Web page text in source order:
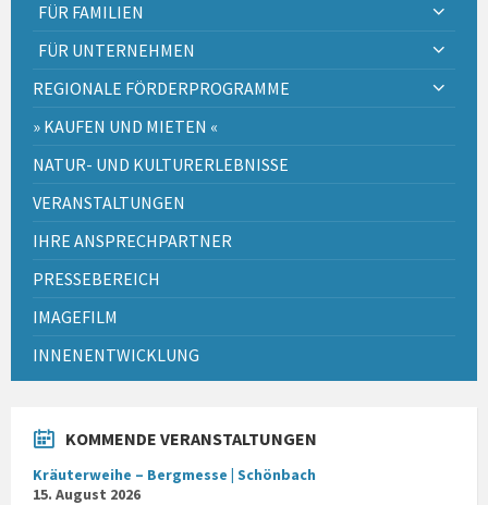
FÜR FAMILIEN
FÜR UNTERNEHMEN
REGIONALE FÖRDERPROGRAMME
» KAUFEN UND MIETEN «
NATUR- UND KULTURERLEBNISSE
VERANSTALTUNGEN
IHRE ANSPRECHPARTNER
PRESSEBEREICH
IMAGEFILM
INNENENTWICKLUNG
KOMMENDE VERANSTALTUNGEN
Kräuterweihe – Bergmesse | Schönbach
15. August 2026